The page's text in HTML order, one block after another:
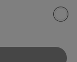
Blanc